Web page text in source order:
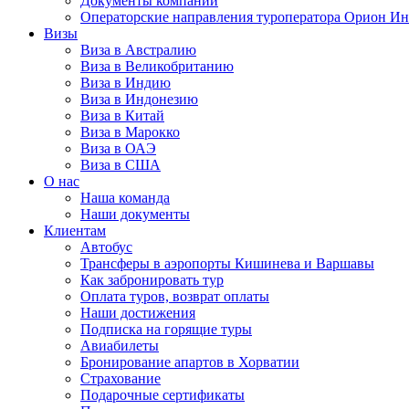
Операторские направления туроператора Орион
Визы
Виза в Австралию
Виза в Великобританию
Виза в Индию
Виза в Индонезию
Виза в Китай
Виза в Марокко
Виза в ОАЭ
Виза в США
О нас
Наша команда
Наши документы
Клиентам
Автобус
Трансферы в аэропорты Кишинева и Варшавы
Как забронировать тур
Оплата туров, возврат оплаты
Наши достижения
Подписка на горящие туры
Авиабилеты
Бронирование апартов в Хорватии
Страхование
Подарочные сертификаты